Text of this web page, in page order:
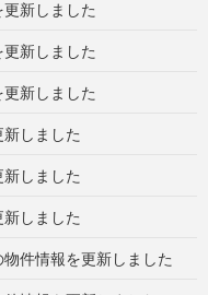
更新しました
更新しました
新しました
しました
しました
しました
件情報を更新しました